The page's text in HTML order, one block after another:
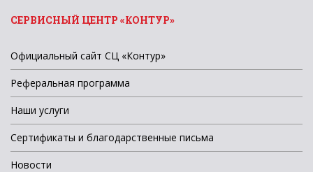
СЕРВИСНЫЙ ЦЕНТР «КОНТУР»
Официальный сайт СЦ «Контур»
Реферальная программа
Наши услуги
Сертификаты и благодарственные письма
Новости